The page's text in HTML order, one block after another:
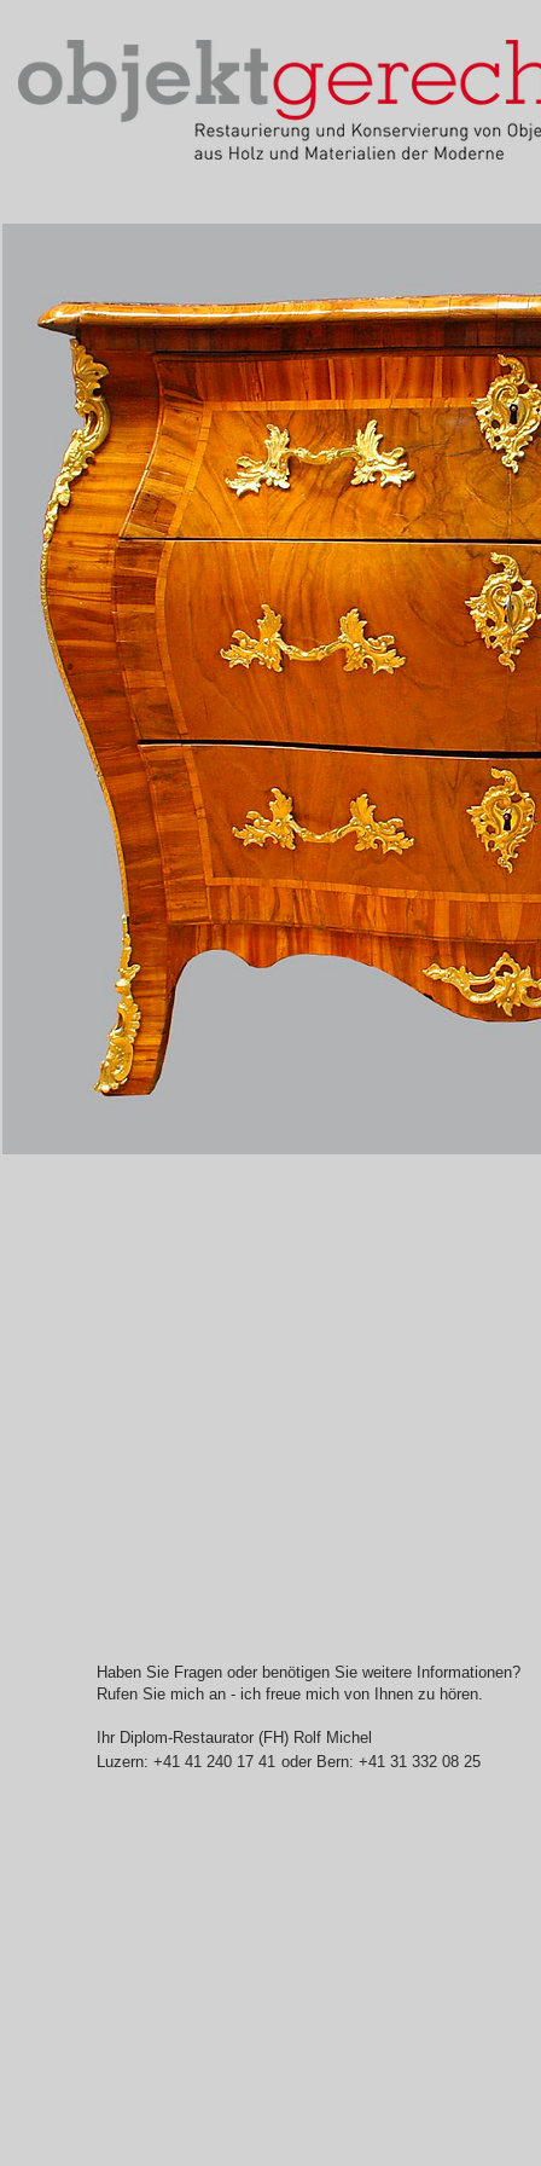
Haben Sie Fragen oder benötigen Sie weitere Informationen?
Rufen Sie mich an - ich freue mich von Ihnen zu hören. ​
Ihr Diplom-Restaurator (FH) Rolf Michel
Luzern: +41 41 240 17 41 oder Bern: +41 31 332 08 25